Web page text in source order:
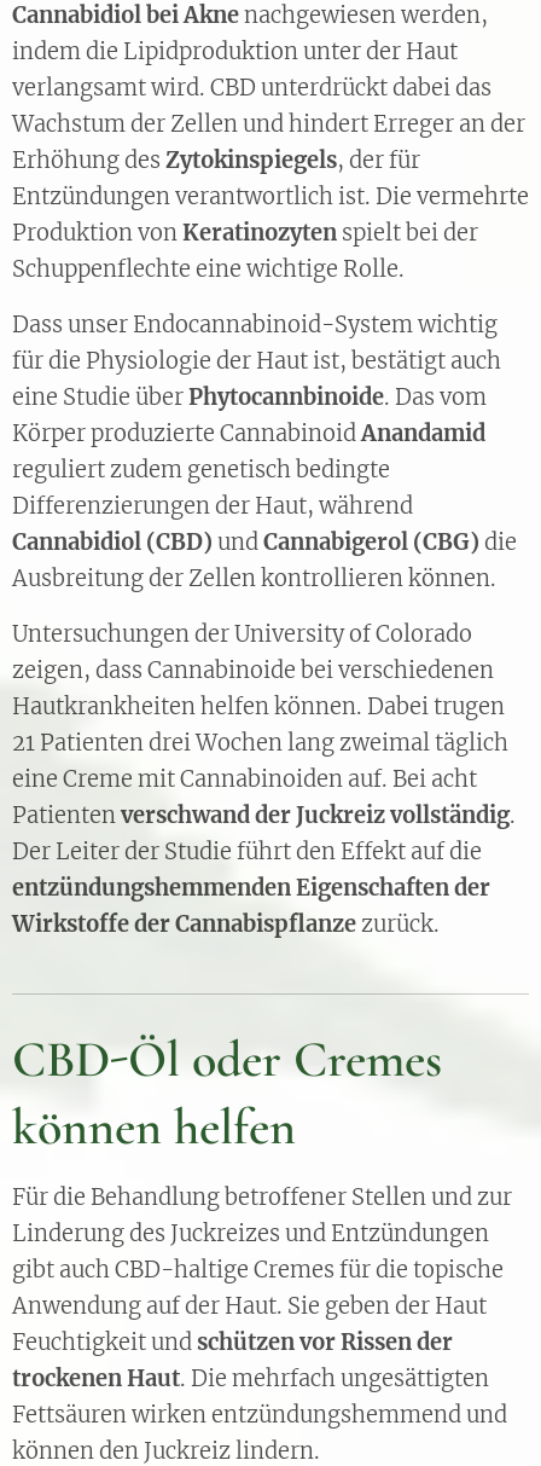
Cannabidiol bei Aknenachgewiesen werden,
indem die Lipidproduktion unter der Haut
verlangsamt wird. CBD unterdrückt dabei das
Wachstum der Zellen und hindert Erreger an der
Erhöhung des Zytokinspiegels, der für
Entzündungen verantwortlich ist. Die vermehrte
Produktion vonKeratinozyten spielt bei der
Schuppenflechte eine wichtige Rolle.
Dass unser Endocannabinoid-System wichtig
für die Physiologie der Haut ist, bestätigt auch
eine Studie überPhytocannbinoide. Das vom
Körper produzierte CannabinoidAnandamid
reguliert zudem genetisch bedingte
Differenzierungen der Haut, während
Cannabidiol (CBD) undCannabigerol (CBG) die
Ausbreitung der Zellen kontrollieren können.
Untersuchungen der University of Colorado
zeigen, dass Cannabinoide bei verschiedenen
Hautkrankheiten helfen können. Dabei trugen
21 Patienten drei Wochen lang zweimal täglich
eine Creme mit Cannabinoiden auf. Bei acht
Patientenverschwand der Juckreiz vollständig.
Der Leiter der Studie führt den Effekt auf die
entzündungshemmenden Eigenschaften der
Wirkstoffe der Cannabispflanzezurück.
CBD-Öl oder Cremes
können helfen
Für die Behandlung betroffener Stellen und zur
Linderung des Juckreizes und Entzündungen
gibt auch CBD-haltige Cremes für die topische
Anwendung auf der Haut. Sie geben der Haut
Feuchtigkeit und schützen vor Rissen der
trockenen Haut. Die mehrfach ungesättigten
Fettsäuren wirken entzündungshemmend und
können den Juckreiz lindern.